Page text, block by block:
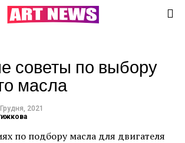
советы по выбору
масла
2021
по подбору масла для двигателя